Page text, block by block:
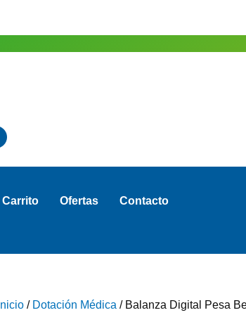
Carrito Ofertas Contacto
Inicio / Dotación Médica / Balanza Digital Pesa